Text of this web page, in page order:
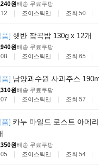
원배송 무료쿠팡
조이스틱맨 조회 50
품] 햇반 잡곡밥 130g x 12개
원배송 무료쿠팡
조이스틱맨 조회 65
품] 남양과수원 사과주스
원배송 무료쿠팡
조이스틱맨 조회 57
품] 카누 마일드 로스트 아메
원배송 무료쿠팡
조이스틱맨 조회 54